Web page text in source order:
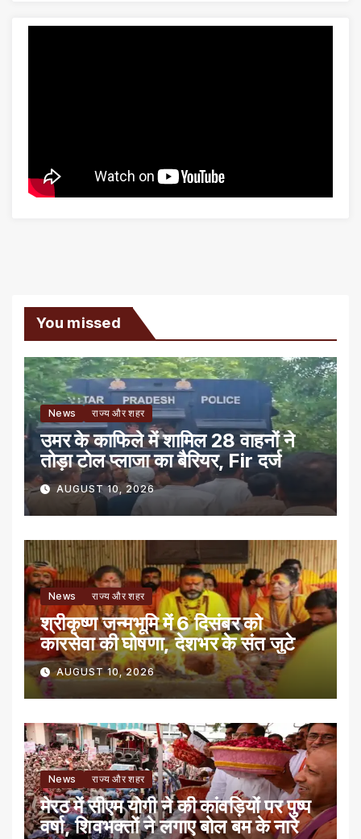
You missed
News राज्य और शहर
उमर के काफिले में शामिल 28 वाहनों ने
तोड़ा टोल प्लाजा का बैरियर, Fir दर्ज
AUGUST 10, 2026
News राज्य और शहर
श्रीकृष्ण जन्मभूमि में 6 दिसंबर को
कारसेवा की घोषणा, देशभर के संत जुटे
AUGUST 10, 2026
News राज्य और शहर
मेरठ में सीएम योगी ने की कांवड़ियों पर पुष्प
वर्षा, शिवभक्तों ने लगाए बोल बम के नारे